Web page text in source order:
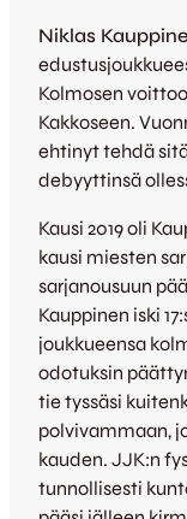
Niklas
Kolmosen
Kakkoseen.
ehtinyt tehdä
debyyttinsä
Kausi 2019 oli
kausi miesten
sarjanousuun
Kauppinen iski
joukkueensa
odotuksin
tie tyssäsi
polvivammaan,
kauden. JJK:n
tunnollisesti